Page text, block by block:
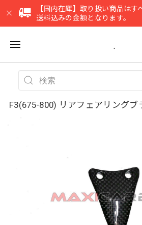
【国内在庫】取り扱い商品はす
送料込みの金額となります。
.
F3(675-800) リアフェアリングブ